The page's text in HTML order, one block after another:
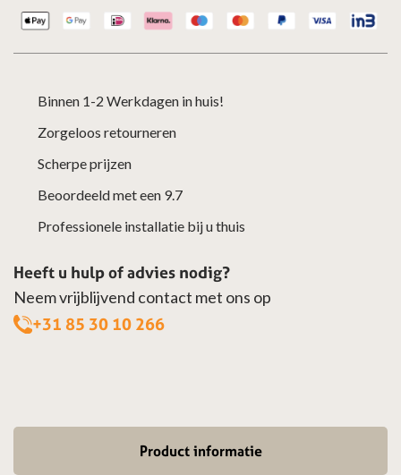
Ø80/130mm
Binnen 1-2 Werkdagen in huis!
Zorgeloos retourneren
Scherpe prijzen
Beoordeeld met een 9.7
Professionele installatie bij u thuis
Heeft u hulp of advies nodig?
Neem vrijblijvend contact met ons op
+31 85 30 10 266
Product informatie